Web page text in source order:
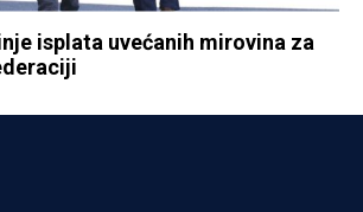
isplata uvećanih mirovina za